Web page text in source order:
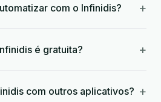
com o Infinidis? +
é gratuita? +
com outros aplicativos? +